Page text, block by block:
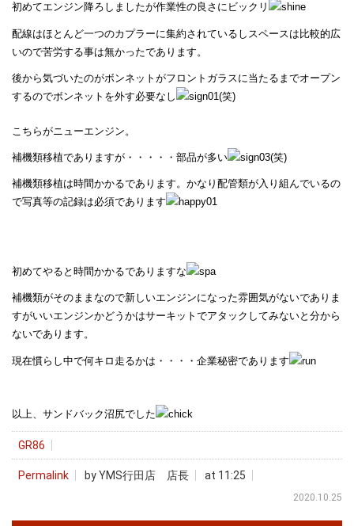
初めてエンジン降ろしましたが作業性の良さにビックリ
配線はほとんど一つのカプラーに集約されているしスペースは比較的広
いので苦労する事は無かったであります。
後から気づいたのがボンネットがフロントガラスに当たるまでオープン
するのでボンネットを外す必要なし
(笑)
こちらがニューエンジン。
補機類移植でありますが・・・・・部品が多い (笑)
補機類移植は時間かかるであります。かなり配管類が入り組んでいるの
で写真等の記録は必須であります
初めてやると時間かかるでありますな
補機類がそのままなので新しいエンジンになった雰囲気がないでありま
すがいいエンジンかどうかはサーキットでアタックしてみないと分から
ないであります。
現在慣らし中で何キロ走るかは・・・・企業秘密であります
以上、サンドバック沼尻でした
GR86
Permalink by YMS行田店 店長 at 11:25
2020.10.25